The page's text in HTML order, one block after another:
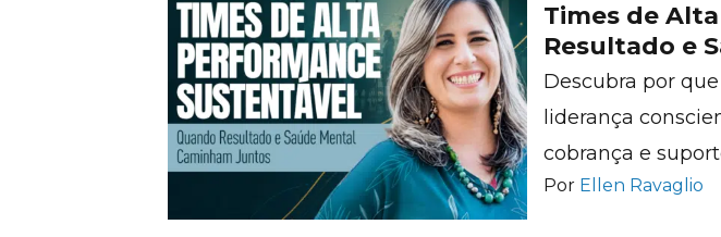
Times de
Resultado e
Descubra por
liderança
cobrança e
Por Ellen Ravaglio